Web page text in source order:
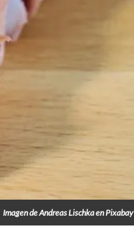
Imagen de Andreas Lischka en Pixabay